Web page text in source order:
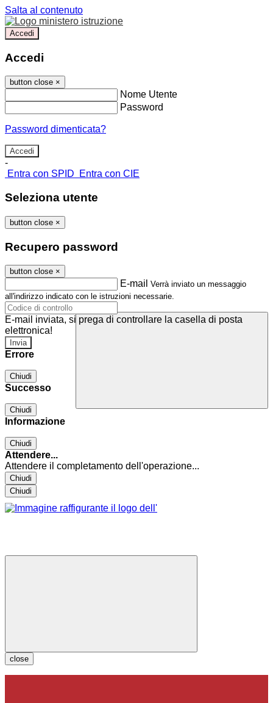
Salta al contenuto
Accedi
Accedi
button close ×
Nome Utente
Password
Password dimenticata?
-
Entra con SPID
Entra con CIE
Seleziona utente
button close ×
Recupero password
button close ×
E-mail Verrà inviato un messaggio
all'indirizzo indicato con le istruzioni necessarie.
E-mail inviata, si prega di controllare la casella di posta
elettronica!
Errore
Chiudi
Successo
Chiudi
Informazione
Chiudi
Attendere...
Attendere il completamento dell'operazione...
Chiudi
Chiudi
close